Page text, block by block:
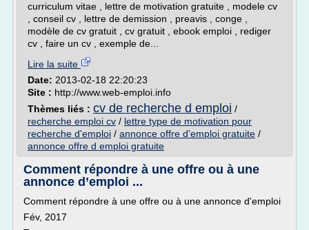
curriculum vitae , lettre de motivation gratuite , modele cv
, conseil cv , lettre de demission , preavis , conge ,
modèle de cv gratuit , cv gratuit , ebook emploi , rediger
cv , faire un cv , exemple de...
Lire la suite
Date: 2013-02-18 22:20:23
Site : http://www.web-emploi.info
Thèmes liés : cv de recherche d emploi /
recherche emploi cv / lettre type de motivation pour
recherche d'emploi / annonce offre d'emploi gratuite /
annonce offre d emploi gratuite
Comment répondre à une offre ou à une
annonce d’emploi ...
Comment répondre à une offre ou à une annonce d'emploi
Fév, 2017